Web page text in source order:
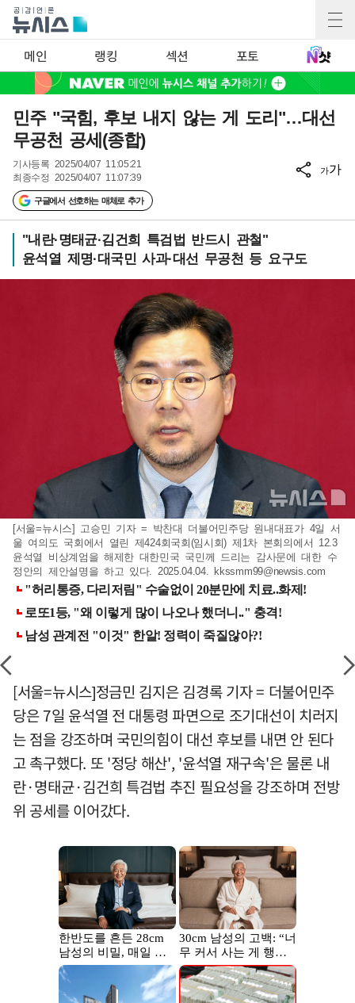
메인 랭킹 섹션 포토
민주 "국힘, 후보 내지 않는 게 도리"…대선
무공천 공세(종합)
기사등록 2025/04/07 11:05:21
최종수정 2025/04/07 11:07:39
구글에서 선호하는 매체로 추가
가가
"내란·명태균·김건희 특검법 반드시 관철"
윤석열 제명·대국민 사과·대선 무공천 등 요구도
[서울=뉴시스] 고승민 기자 = 박찬대 더불어민주당 원내대표가 4일 서
울 여의도 국회에서 열린 제424회국회(임시회) 제1차 본회의에서 12.3
윤석열 비상계엄을 해제한 대한민국 국민께 드리는 감사문에 대한 수
정안의 제안설명을 하고 있다. 2025.04.04. kkssmm99@newsis.com
[서울=뉴시스]정금민 김지은 김경록 기자 = 더불어민주
당은 7일 윤석열 전 대통령 파면으로 조기대선이 치러지
는 점을 강조하며 국민의힘이 대선 후보를 내면 안 된다
고 촉구했다. 또 '정당 해산', '윤석열 재구속'은 물론 내
란·명태균·김건희 특검법 추진 필요성을 강조하며 전방
위 공세를 이어갔다.